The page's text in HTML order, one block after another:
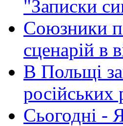
"Записки
Союзники
сценарій в
В Польщі
російських
Сьогодні -